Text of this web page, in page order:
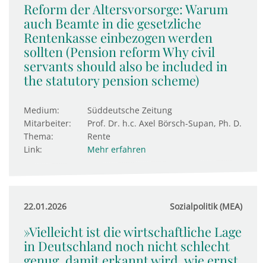
Reform der Altersvorsorge: Warum
auch Beamte in die gesetzliche
Rentenkasse einbezogen werden
sollten (Pension reform Why civil
servants should also be included in
the statutory pension scheme)
Medium:
Süddeutsche Zeitung
Mitarbeiter:
Prof. Dr. h.c. Axel Börsch-Supan, Ph. D.
Thema:
Rente
Link:
Mehr erfahren
22.01.2026 Sozialpolitik (MEA)
»Vielleicht ist die wirtschaftliche Lage
in Deutschland noch nicht schlecht